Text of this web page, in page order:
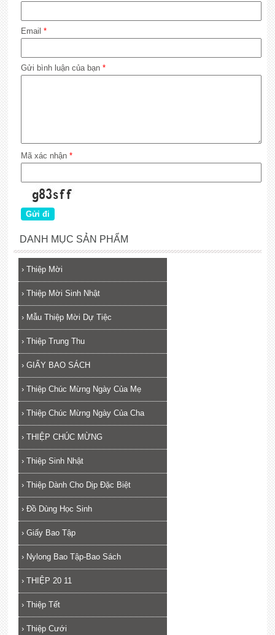
Email *
Gửi bình luận của bạn *
Mã xác nhận *
DANH MỤC SẢN PHẨM
› Thiệp Mời
› Thiệp Mời Sinh Nhật
› Mẫu Thiệp Mời Dự Tiệc
› Thiệp Trung Thu
› GIẤY BAO SÁCH
› Thiệp Chúc Mừng Ngày Của Mẹ
› Thiệp Chúc Mừng Ngày Của Cha
› THIỆP CHÚC MỪNG
› Thiệp Sinh Nhật
› Thiệp Dành Cho Dịp Đặc Biệt
› Đồ Dùng Học Sinh
› Giấy Bao Tập
› Nylong Bao Tập-Bao Sách
› THIỆP 20 11
› Thiệp Tết
› Thiệp Cưới